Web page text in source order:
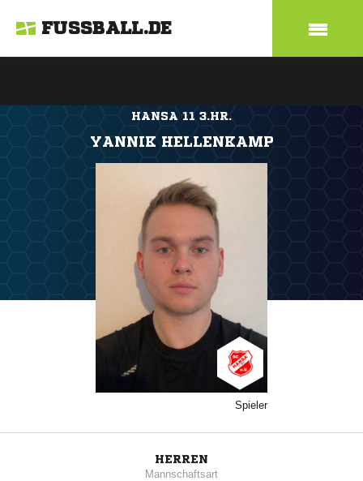
FUSSBALL.DE
HANSA 11 3.HR.
YANNIK HELLENKAMP
Spieler
HERREN
Mannschaftsart